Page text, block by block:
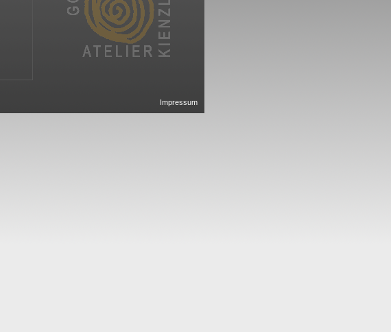
Impressum